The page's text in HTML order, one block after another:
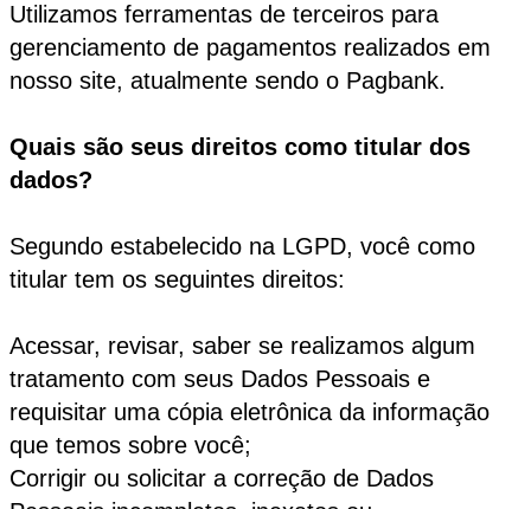
Utilizamos ferramentas de terceiros para
gerenciamento de pagamentos realizados em
nosso site, atualmente sendo o Pagbank.
Quais são seus direitos como titular dos
dados?
Segundo estabelecido na LGPD, você como
titular tem os seguintes direitos:
Acessar, revisar, saber se realizamos algum
tratamento com seus Dados Pessoais e
requisitar uma cópia eletrônica da informação
que temos sobre você;
Corrigir ou solicitar a correção de Dados